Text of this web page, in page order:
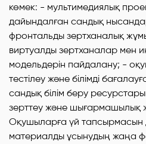
көмек: - мультимедиялық
дайындалған сандық
фронтальды зертханалық
виртуалды зертханалар мен
модельдерін пайдалану; -
тестілеу және білімді
сандық білім беру
зерттеу және шығармашылық
Оқушыларға үй тапсырмасын
материалды ұсынудың жаңа